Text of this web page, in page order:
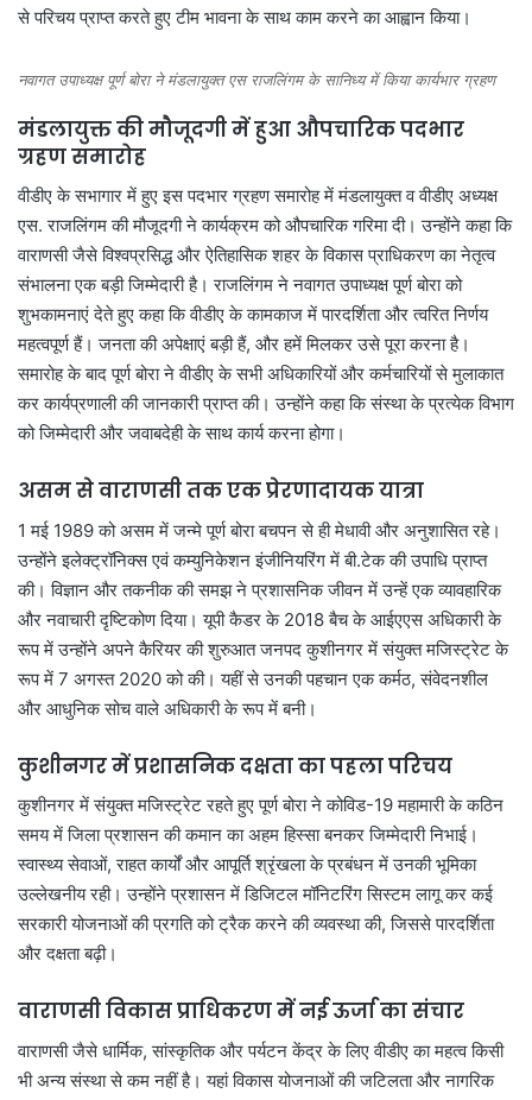
से परिचय प्राप्त करते हुए टीम भावना के साथ काम करने का आह्वान किया।
नवागत उपाध्यक्ष पूर्ण बोरा ने मंडलायुक्त एस राजलिंगम के सानिध्य में किया कार्यभार ग्रहण
मंडलायुक्त की मौजूदगी में हुआ औपचारिक पदभार
ग्रहण समारोह
वीडीए के सभागार में हुए इस पदभार ग्रहण समारोह में मंडलायुक्त व वीडीए अध्यक्ष
एस. राजलिंगम की मौजूदगी ने कार्यक्रम को औपचारिक गरिमा दी। उन्होंने कहा कि
वाराणसी जैसे विश्वप्रसिद्ध और ऐतिहासिक शहर के विकास प्राधिकरण का नेतृत्व
संभालना एक बड़ी जिम्मेदारी है। राजलिंगम ने नवागत उपाध्यक्ष पूर्ण बोरा को
शुभकामनाएं देते हुए कहा कि वीडीए के कामकाज में पारदर्शिता और त्वरित निर्णय
महत्वपूर्ण हैं। जनता की अपेक्षाएं बड़ी हैं, और हमें मिलकर उसे पूरा करना है।
समारोह के बाद पूर्ण बोरा ने वीडीए के सभी अधिकारियों और कर्मचारियों से मुलाकात
कर कार्यप्रणाली की जानकारी प्राप्त की। उन्होंने कहा कि संस्था के प्रत्येक विभाग
को जिम्मेदारी और जवाबदेही के साथ कार्य करना होगा।
असम से वाराणसी तक एक प्रेरणादायक यात्रा
1 मई 1989 को असम में जन्मे पूर्ण बोरा बचपन से ही मेधावी और अनुशासित रहे।
उन्होंने इलेक्ट्रॉनिक्स एवं कम्युनिकेशन इंजीनियरिंग में बी.टेक की उपाधि प्राप्त
की। विज्ञान और तकनीक की समझ ने प्रशासनिक जीवन में उन्हें एक व्यावहारिक
और नवाचारी दृष्टिकोण दिया। यूपी कैडर के 2018 बैच के आईएएस अधिकारी के
रूप में उन्होंने अपने कैरियर की शुरुआत जनपद कुशीनगर में संयुक्त मजिस्ट्रेट के
रूप में 7 अगस्त 2020 को की। यहीं से उनकी पहचान एक कर्मठ, संवेदनशील
और आधुनिक सोच वाले अधिकारी के रूप में बनी।
कुशीनगर में प्रशासनिक दक्षता का पहला परिचय
कुशीनगर में संयुक्त मजिस्ट्रेट रहते हुए पूर्ण बोरा ने कोविड-19 महामारी के कठिन
समय में जिला प्रशासन की कमान का अहम हिस्सा बनकर जिम्मेदारी निभाई।
स्वास्थ्य सेवाओं, राहत कार्यों और आपूर्ति श्रृंखला के प्रबंधन में उनकी भूमिका
उल्लेखनीय रही। उन्होंने प्रशासन में डिजिटल मॉनिटरिंग सिस्टम लागू कर कई
सरकारी योजनाओं की प्रगति को ट्रैक करने की व्यवस्था की, जिससे पारदर्शिता
और दक्षता बढ़ी।
वाराणसी विकास प्राधिकरण में नई ऊर्जा का संचार
वाराणसी जैसे धार्मिक, सांस्कृतिक और पर्यटन केंद्र के लिए वीडीए का महत्व किसी
भी अन्य संस्था से कम नहीं है। यहां विकास योजनाओं की जटिलता और नागरिक